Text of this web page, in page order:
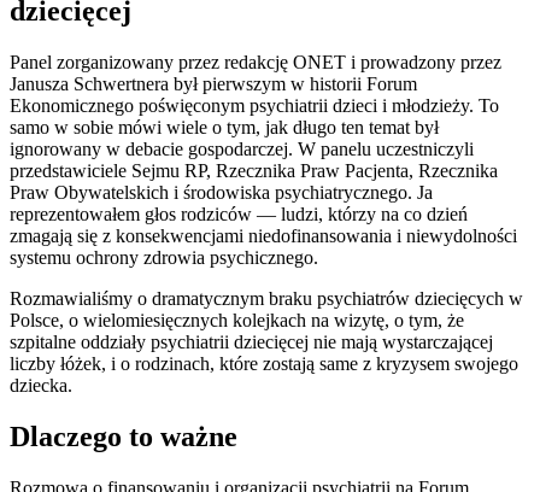
dziecięcej
Panel zorganizowany przez redakcję ONET i prowadzony przez
Janusza Schwertnera był pierwszym w historii Forum
Ekonomicznego poświęconym psychiatrii dzieci i młodzieży. To
samo w sobie mówi wiele o tym, jak długo ten temat był
ignorowany w debacie gospodarczej. W panelu uczestniczyli
przedstawiciele Sejmu RP, Rzecznika Praw Pacjenta, Rzecznika
Praw Obywatelskich i środowiska psychiatrycznego. Ja
reprezentowałem głos rodziców — ludzi, którzy na co dzień
zmagają się z konsekwencjami niedofinansowania i niewydolności
systemu ochrony zdrowia psychicznego.
Rozmawialiśmy o dramatycznym braku psychiatrów dziecięcych w
Polsce, o wielomiesięcznych kolejkach na wizytę, o tym, że
szpitalne oddziały psychiatrii dziecięcej nie mają wystarczającej
liczby łóżek, i o rodzinach, które zostają same z kryzysem swojego
dziecka.
Dlaczego to ważne
Rozmowa o finansowaniu i organizacji psychiatrii na Forum